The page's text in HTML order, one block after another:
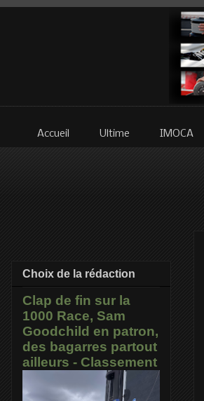
Accueil Ultime IMOCA
Choix de la rédaction
Clap de fin sur la
1000 Race, Sam
Goodchild en patron,
des bagarres partout
ailleurs - Classement